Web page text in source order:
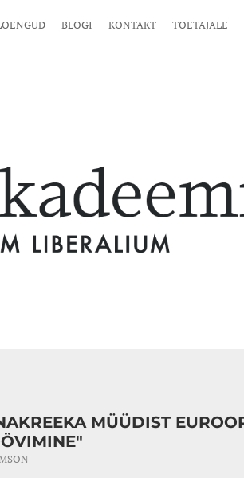
BLOGI KONTAKT TOETAJALE
MÜÜDIST